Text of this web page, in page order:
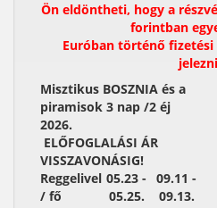
Ön eldöntheti, hogy a
forintban
Euróban történő
Misztikus BOSZNIA és a
piramisok 3 nap /2 éj
2026.
ELŐFOGLALÁSI ÁR
VISSZAVONÁSIG!
Reggelivel
/ fő
05.23 -
05.25.
09.11 -
09.13.